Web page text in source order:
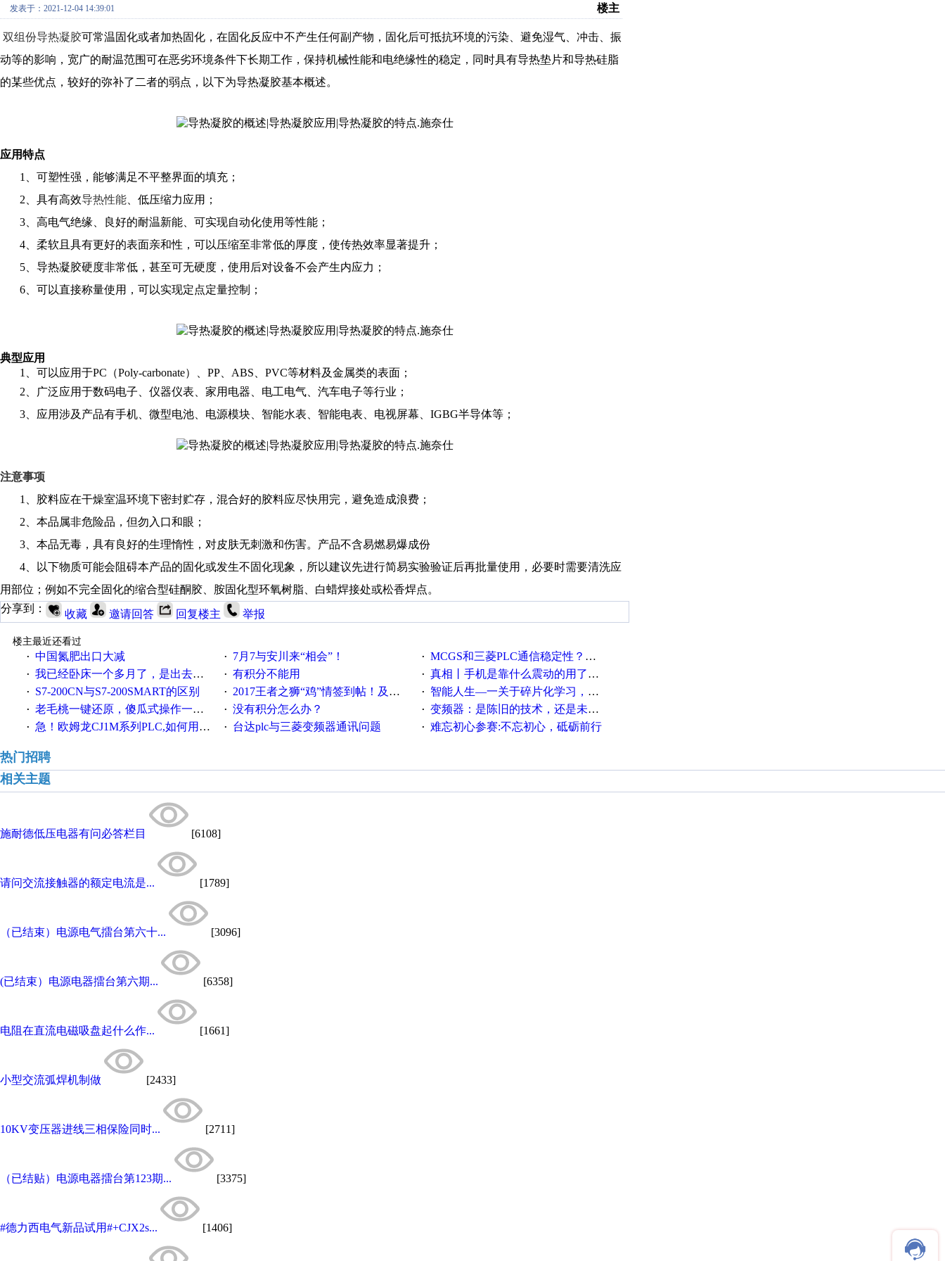
发表于：2021-12-04 14:39:01 楼主
双组份导热凝胶可常温固化或者加热固化，在固化反应中不产生任何副产物，固化后可抵抗环境的污染、避免湿气、冲击、振
动等的影响，宽广的耐温范围可在恶劣环境条件下长期工作，保持机械性能和电绝缘性的稳定，同时具有导热垫片和导热硅脂
的某些优点，较好的弥补了二者的弱点，以下为导热凝胶基本概述。
应用特点
1、可塑性强，能够满足不平整界面的填充；
2、具有高效导热性能 、低压缩力应用；
3、高电气绝缘、良好的耐温新能、可实现自动化使用等性能；
4、柔软且具有更好的表面亲和性，可以压缩至非常低的厚度，使传热效率显著提升；
5、导热凝胶硬度非常低，甚至可无硬度，使用后对设备不会产生内应力；
6、可以直接称量使用，可以实现定点定量控制；
典型应用
1、可以应用于PC（Poly-carbonate）、PP、ABS、PVC等材料及金属类的表面；
2、广泛应用于数码电子、仪器仪表、家用电器、电工电气、汽车电子等行业；
3、应用涉及产品有手机、微型电池、电源模块、智能水表、智能电表、电视屏幕、IGBG半导体等；
注意事项
1、胶料应在干燥室温环境下密封贮存，混合好的胶料应尽快用完，避免造成浪费；
2、本品属非危险品，但勿入口和眼；
3、本品无毒，具有良好的生理惰性，对皮肤无刺激和伤害。产品不含易燃易爆成份
4、以下物质可能会阻碍本产品的固化或发生不固化现象，所以建议先进行简易实验验证后再批量使用，必要时需要清洗应
用部位；例如不完全固化的缩合型硅酮胶、胺固化型环氧树脂、白蜡焊接处或松香焊点。
分享到：
收藏 邀请回答 回复楼主 举报
楼主最近还看过
· 中国氮肥出口大减 · 7月7与安川来“相会”！ · MCGS和三菱PLC通信稳定性？？？
· 我已经卧床一个多月了，是出去安装机械手在高速遭遇车祸所致:大家工作都要特别注意啊 · 有积分不能用 · 真相丨手机是靠什么震动的用了这么多年才知道！
· S7-200CN与S7-200SMART的区别 · 2017王者之狮“鸡”情签到帖！及时更新在线研讨会预告 · 智能人生—一关于碎片化学习，看这一篇就够了！
· 老毛桃一键还原，傻瓜式操作一键轻松备份还原；程序为向导式安装，一键即可实现自动备份或还原系统。 · 没有积分怎么办？ · 变频器：是陈旧的技术，还是未来的幕后英雄？
· 急！欧姆龙CJ1M系列PLC,如何用时间控制变频器。要求时间在组态王中可以自由输入！拜托各位大神了！ · 台达plc与三菱变频器通讯问题 · 难忘初心参赛:不忘初心，砥砺前行
热门招聘
相关主题
施耐德低压电器有问必答栏目 [6108]
请问交流接触器的额定电流是... [1789]
（已结束）电源电气擂台第六十... [3096]
(已结束）电源电器擂台第六期... [6358]
电阻在直流电磁吸盘起什么作... [1661]
小型交流弧焊机制做 [2433]
10KV变压器进线三相保险同时... [2711]
（已结贴）电源电器擂台第123期... [3375]
#德力西电气新品试用#+CJX2s... [1406]